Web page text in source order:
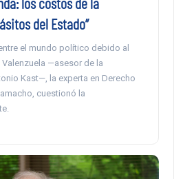
del Estado”
el mundo político debido al
—asesor de la
Kast—, la experta en Derecho
cuestionó la